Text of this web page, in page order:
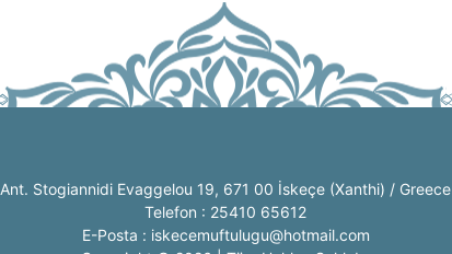
Ant. Stogiannidi Evaggelou 19, 671 00 İskeçe (Xanthi) / Greece
Telefon : 25410 65612
E-Posta : iskecemuftulugu@hotmail.com